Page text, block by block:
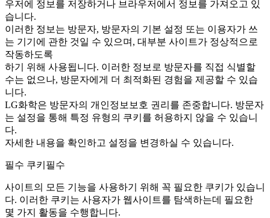
우저에 정보를 저장하거나 브라우저에서 정보를 가져오고 있
습니다.
이러한 정보는 방문자, 방문자의 기본 설정 또는 이용자가 쓰
는 기기에 관한 것일 수 있으며, 대부분 사이트가 정상적으로
작동하도록
하기 위해 사용됩니다. 이러한 정보로 방문자를 직접 식별할
수는 없으나, 방문자에게 더 최적화된 경험을 제공할 수 있습
니다.
LG화학은 방문자의 개인정보보호 권리를 존중합니다. 방문자
는 설정을 통해 특정 유형의 쿠키를 허용하지 않을 수 있습니
다.
자세한 내용을 확인하고 설정을 변경하실 수 있습니다.
필수 쿠키 필수
사이트의 모든 기능을 사용하기 위해 꼭 필요한 쿠키가 있습니
다. 이러한 쿠키는 사용자가 웹사이트를 탐색하는데 필요한
몇 가지 활동을 수행합니다.